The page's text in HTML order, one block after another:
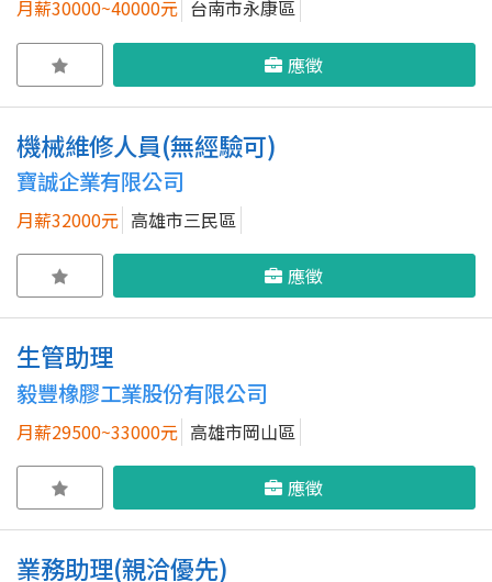
月薪30000~40000元 台南市永康區
應徵
機械維修人員(無經驗可)
寶誠企業有限公司
月薪32000元 高雄市三民區
應徵
生管助理
毅豐橡膠工業股份有限公司
月薪29500~33000元 高雄市岡山區
應徵
業務助理(親洽優先)